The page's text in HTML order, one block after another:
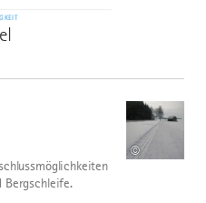
©
Bergschleife.